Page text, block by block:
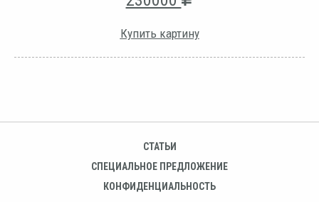
Купить картину
СТАТЬИ
СПЕЦИАЛЬНОЕ ПРЕДЛОЖЕНИЕ
КОНФИДЕНЦИАЛЬНОСТЬ